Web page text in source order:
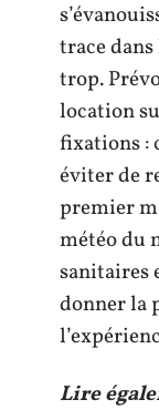
trace
trop.
location
fixations :
éviter de
premier
météo du
sanitaires
donner la
Lire